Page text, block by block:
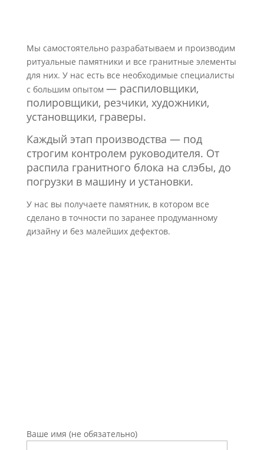
Мы самостоятельно разрабатываем и производим
ритуальные памятники и все гранитные элементы
для них. У нас есть все необходимые специалисты
с большим опытом — распиловщики,
полировщики, резчики, художники,
установщики, граверы.
Каждый этап производства — под
строгим контролем руководителя. От
распила гранитного блока на слэбы, до
погрузки в машину и установки.
У нас вы получаете памятник, в котором все
сделано в точности по заранее продуманному
дизайну и без малейших дефектов.
Ваше имя (не обязательно)